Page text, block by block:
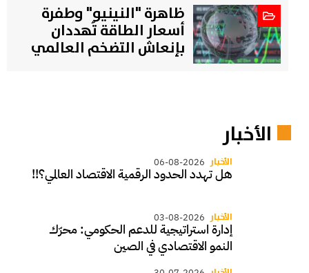
ظاهرة "النينيو" وطفرة
أسعار الطاقة تُهددان
بإنعاش التضخم العالمي
الأخبار
الأخبار 06-08-2026
هل تهدد الحدود الرقمية الاقتصاد العالمي؟!!
الأخبار 03-08-2026
إدارة استراتيجية للدعم الحكومي: محرّك
النمو الاقتصادي في الصين